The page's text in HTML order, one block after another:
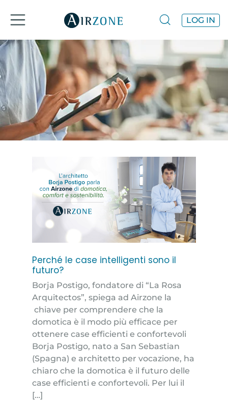
LOG IN
Perché le case intelligenti sono il
futuro?
Borja Postigo, fondatore di “La Rosa
Arquitectos”, spiega ad Airzone la
chiave per comprendere che la
domotica è il modo più efficace per
ottenere case efficienti e confortevoli
Borja Postigo, nato a San Sebastian
(Spagna) e architetto per vocazione, ha
chiaro che la domotica è il futuro delle
case efficienti e confortevoli. Per lui il
[…]